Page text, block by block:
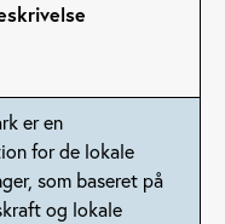
er en
for de lokale
som baseret på
og lokale